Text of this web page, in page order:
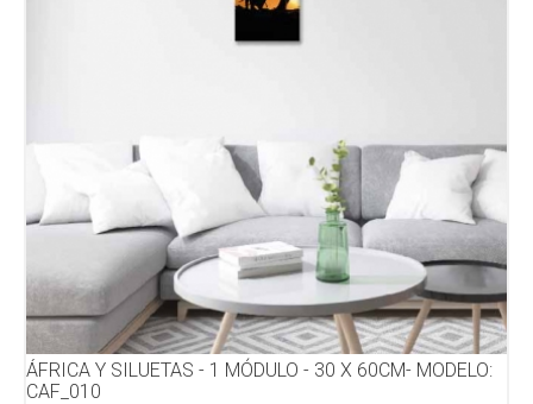
ÁFRICA Y SILUETAS - 1 MÓDULO - 30 X 60CM- MODELO:
CAF_010